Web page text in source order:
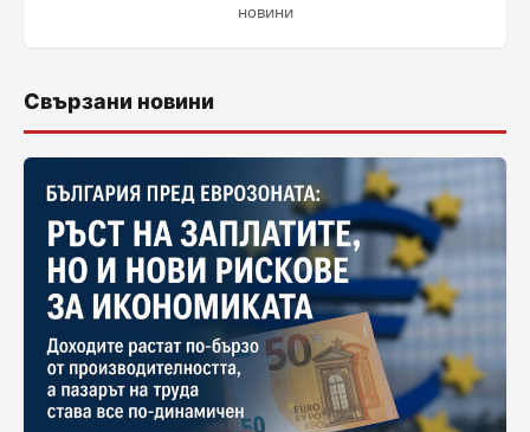
новини
Свързани новини